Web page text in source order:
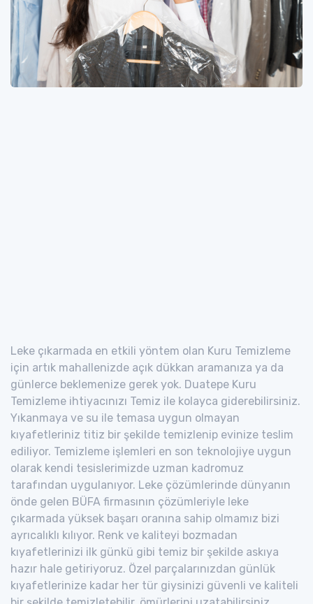
Leke çıkarmada en etkili yöntem olan Kuru Temizleme
için artık mahallenizde açık dükkan aramanıza ya da
günlerce beklemenize gerek yok. Duatepe Kuru
Temizleme ihtiyacınızı Temiz ile kolayca giderebilirsiniz.
Yıkanmaya ve su ile temasa uygun olmayan
kıyafetleriniz titiz bir şekilde temizlenip evinize teslim
ediliyor. Temizleme işlemleri en son teknolojiye uygun
olarak kendi tesislerimizde uzman kadromuz
tarafından uygulanıyor. Leke çözümlerinde dünyanın
önde gelen BÜFA firmasının çözümleriyle leke
çıkarmada yüksek başarı oranına sahip olmamız bizi
ayrıcalıklı kılıyor. Renk ve kaliteyi bozmadan
kıyafetlerinizi ilk günkü gibi temiz bir şekilde askıya
hazır hale getiriyoruz. Özel parçalarınızdan günlük
kıyafetlerinize kadar her tür giysinizi güvenli ve kaliteli